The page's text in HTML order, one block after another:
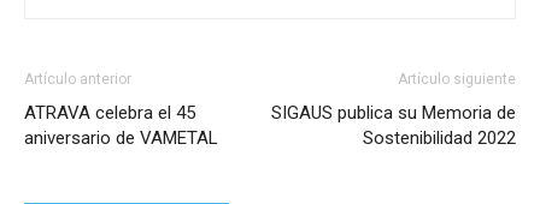
Artículo anterior
ATRAVA celebra el 45
aniversario de VAMETAL
Artículo siguiente
SIGAUS publica su Memoria de
Sostenibilidad 2022